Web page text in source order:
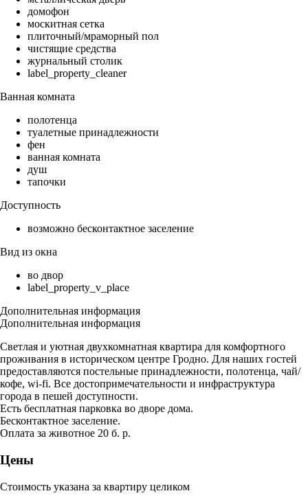
домофон
москитная сетка
плиточный/мраморный пол
чистящие средства
журнальный столик
label_property_cleaner
Ванная комната
полотенца
туалетные принадлежности
фен
ванная комната
душ
тапочки
Доступность
возможно бесконтактное заселение
Вид из окна
во двор
label_property_v_place
Дополнительная информация
Дополнительная информация
Светлая и уютная двухкомнатная квартира для комфортного
проживания в историческом центре Гродно. Для наших гостей
предоставляются постельные принадлежности, полотенца, чай/
кофе, wi-fi. Все достопримечательности и инфраструктура
города в пешей доступности.
Есть бесплатная парковка во дворе дома.
Бесконтактное заселение.
Оплата за животное 20 б. р.
Цены
Стоимость указана за квартиру целиком